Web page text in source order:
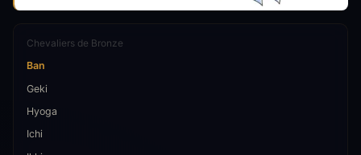
Chevaliers de Bronze
Ban
Geki
Hyoga
Ichi